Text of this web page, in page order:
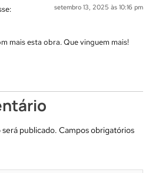
setembro 13, 2025 às 10:16 pm
mais esta obra. Que vinguem mais!
publicado. Campos obrigatórios